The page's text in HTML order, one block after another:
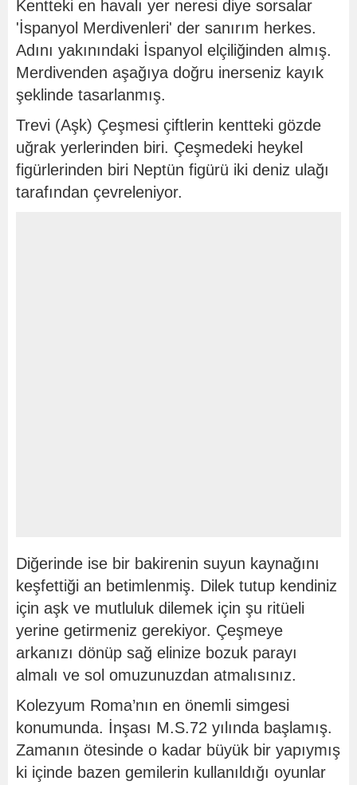
Kentteki en havalı yer neresi diye sorsalar
'İspanyol Merdivenleri' der sanırım herkes.
Adını yakınındaki İspanyol elçiliğinden almış.
Merdivenden aşağıya doğru inerseniz kayık
şeklinde tasarlanmış.
Trevi (Aşk) Çeşmesi çiftlerin kentteki gözde
uğrak yerlerinden biri. Çeşmedeki heykel
figürlerinden biri Neptün figürü iki deniz ulağı
tarafından çevreleniyor.
Diğerinde ise bir bakirenin suyun kaynağını
keşfettiği an betimlenmiş. Dilek tutup kendiniz
için aşk ve mutluluk dilemek için şu ritüeli
yerine getirmeniz gerekiyor. Çeşmeye
arkanızı dönüp sağ elinize bozuk parayı
almalı ve sol omuzunuzdan atmalısınız.
Kolezyum Roma’nın en önemli simgesi
konumunda. İnşası M.S.72 yılında başlamış.
Zamanın ötesinde o kadar büyük bir yapıymış
ki içinde bazen gemilerin kullanıldığı oyunlar